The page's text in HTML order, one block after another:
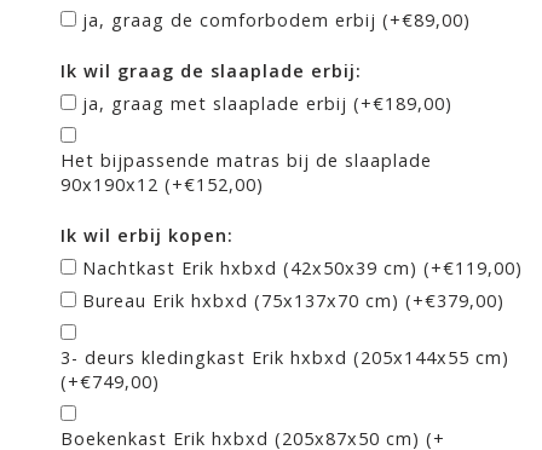
ja, graag de comforbodem erbij (+€89,00)
Ik wil graag de slaaplade erbij:
ja, graag met slaaplade erbij (+€189,00)
Het bijpassende matras bij de slaaplade
90x190x12 (+€152,00)
Ik wil erbij kopen:
Nachtkast Erik hxbxd (42x50x39 cm) (+€119,00)
Bureau Erik hxbxd (75x137x70 cm) (+€379,00)
3- deurs kledingkast Erik hxbxd (205x144x55 cm)
(+€749,00)
Boekenkast Erik hxbxd (205x87x50 cm) (+